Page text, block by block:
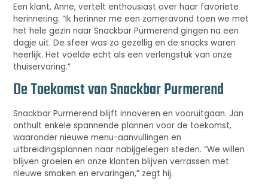
Een klant, Anne, vertelt enthousiast over haar favoriete
herinnering. “Ik herinner me een zomeravond toen we met
het hele gezin naar Snackbar Purmerend gingen na een
dagje uit. De sfeer was zo gezellig en de snacks waren
heerlijk. Het voelde echt als een verlengstuk van onze
thuiservaring.”
De Toekomst van Snackbar Purmerend
Snackbar Purmerend blijft innoveren en vooruitgaan. Jan
onthult enkele spannende plannen voor de toekomst,
waaronder nieuwe menu-aanvullingen en
uitbreidingsplannen naar nabijgelegen steden. “We willen
blijven groeien en onze klanten blijven verrassen met
nieuwe smaken en ervaringen,” zegt hij.